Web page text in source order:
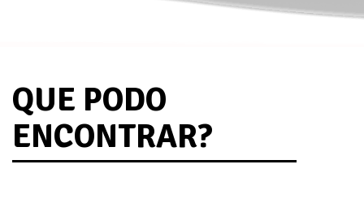
QUE PODO
ENCONTRAR?